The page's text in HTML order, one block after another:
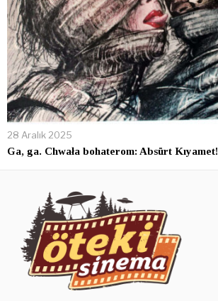
28 Aralık 2025
Ga, ga. Chwała bohaterom: Absürt Kıyamet!